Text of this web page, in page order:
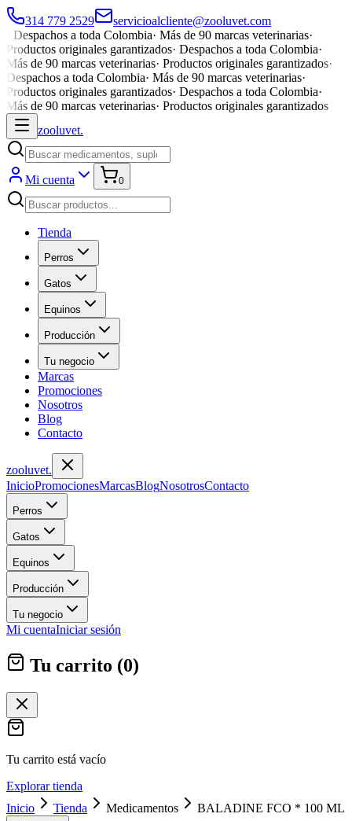
314 779 2529
servicioalcliente@zooluvet.com
Despachos a toda Colombia· Más de 90 marcas veterinarias·
Productos originales garantizados· Despachos a toda Colombia·
Más de 90 marcas veterinarias· Productos originales garantizados·
Despachos a toda Colombia· Más de 90 marcas veterinarias·
Productos originales garantizados· Despachos a toda Colombia·
Más de 90 marcas veterinarias· Productos originales garantizados
zooluvet.
Mi cuenta 0
Tienda
Perros
Gatos
Equinos
Producción
Tu negocio
Marcas
Promociones
Nosotros
Blog
Contacto
zooluvet.
InicioPromocionesMarcasBlogNosotrosContacto
Perros
Gatos
Equinos
Producción
Tu negocio
Mi cuentaIniciar sesión
Tu carrito (0)
Tu carrito está vacío
Explorar tienda
Inicio
Tienda Medicamentos BALADINE FCO * 100 ML